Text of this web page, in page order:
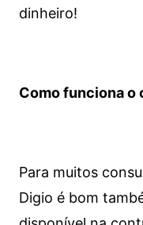
dinheiro!
Como funciona o
Para muitos
Digio é bom